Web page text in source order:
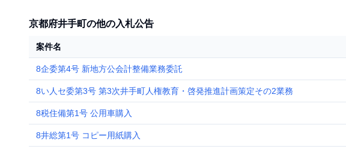
京都府井手町の他の入札公告
案件名
8企委第4号 新地方公会計整備業務委託
8い人セ委第3号 第3次井手町人権教育・啓発推進計画策定その2業務
8税住備第1号 公用車購入
8井総第1号 コピー用紙購入